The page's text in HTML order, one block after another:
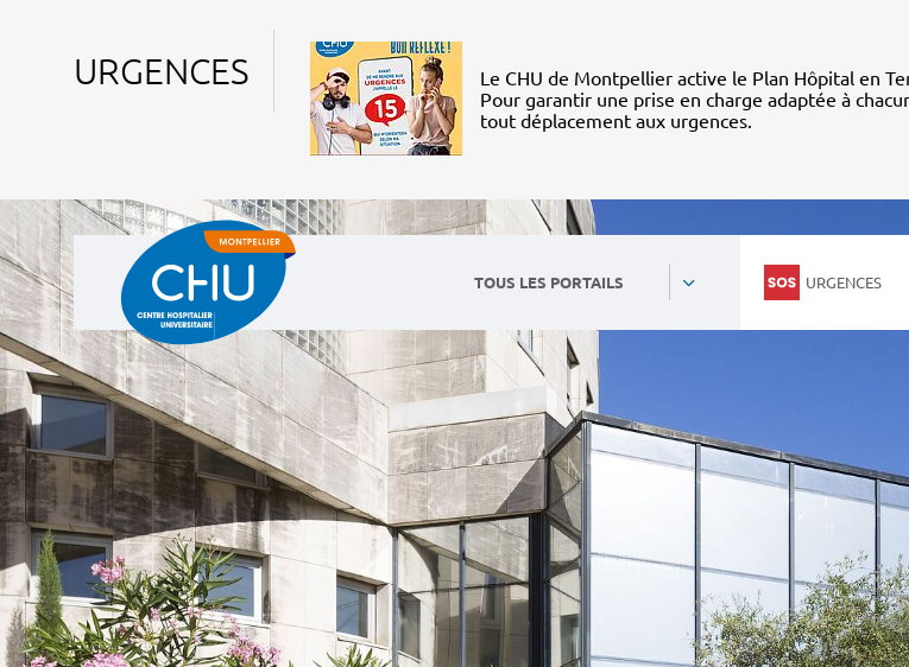
URGENCES
Le CHU de Montpellier active le Plan Hôpital en
Pour garantir une prise en charge adaptée à
tout déplacement aux urgences.
TOUS LES PORTAILS URGENCES